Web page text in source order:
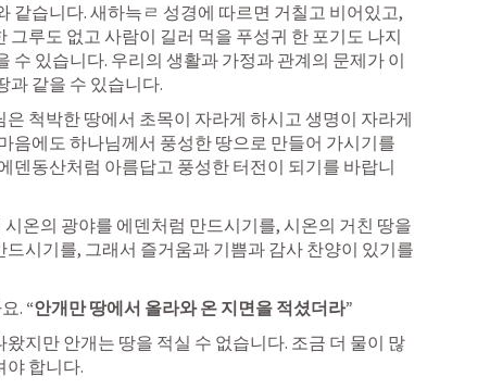
같습니다. 새하늑ㄹ 성경에 따르면 거칠고 비어있고,
그루도 없고 사람이 길러 먹을 푸성귀 한 포기도 나지
수 있습니다. 우리의 생활과 가정과 관계의 문제가 이
과 같을 수 있습니다.
척박한 땅에서 초목이 자라게 하시고 생명이 자라게
음에도 하나님께서 풍성한 땅으로 만들어 가시기를
덴동산처럼 아름답고 풍성한 터전이 되기를 바랍니
시온의 광야를 에덴처럼 만드시기를, 시온의 거친 땅을
드시기를, 그래서 즐거움과 기쁨과 감사 찬양이 있기를
. “안개만 땅에서 올라와 온 지면을 적셨더라”
왔지만 안개는 땅을 적실 수 없습니다. 조금 더 물이 많
야 합니다.